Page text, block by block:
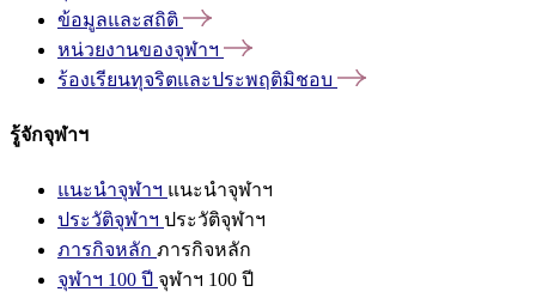
ข้อมูลและสถิติ
หน่วยงานของจุฬาฯ
ร้องเรียนทุจริตและประพฤติมิชอบ
รู้จักจุฬาฯ
แนะนำจุฬาฯ แนะนำจุฬาฯ
ประวัติจุฬาฯ ประวัติจุฬาฯ
ภารกิจหลัก ภารกิจหลัก
จุฬาฯ 100 ปี จุฬาฯ 100 ปี